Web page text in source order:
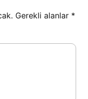
Gerekli alanlar *